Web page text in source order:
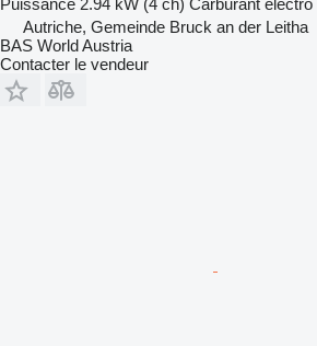
Puissance 2.94 kW (4 ch) Carburant électro
Autriche, Gemeinde Bruck an der Leitha
BAS World Austria
Contacter le vendeur